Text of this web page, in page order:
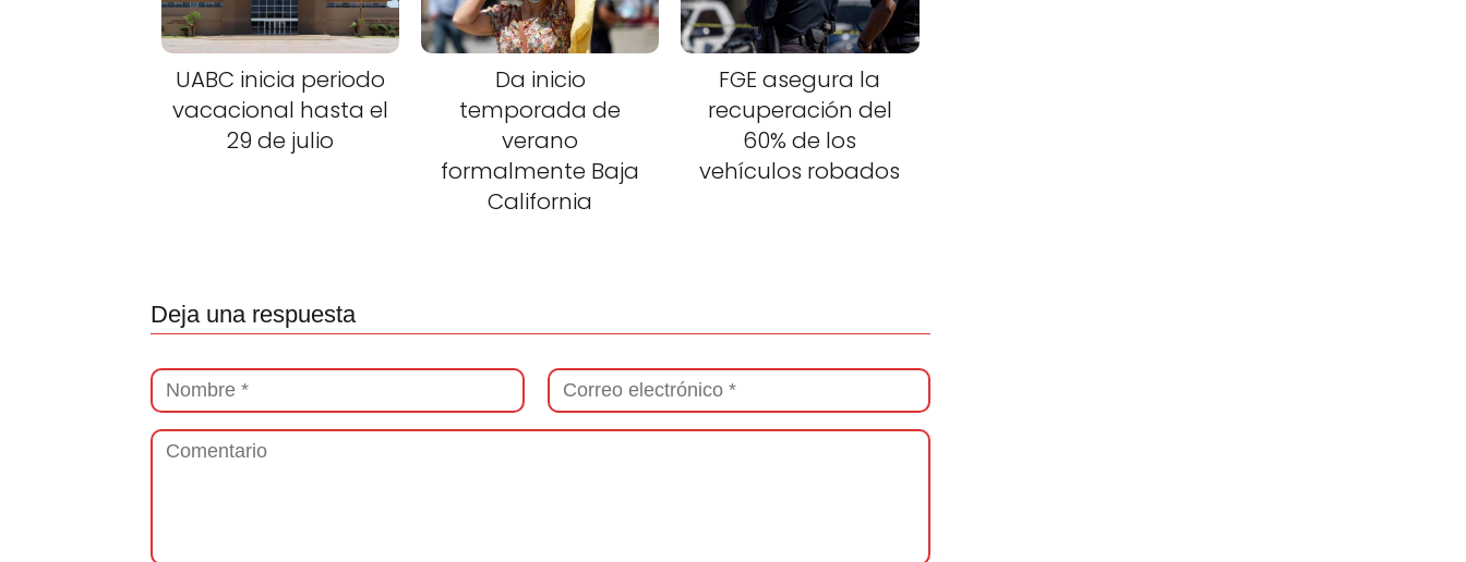
UABC inicia periodo
vacacional hasta el
29 de julio
Da inicio
temporada de
verano
formalmente Baja
California
FGE asegura la
recuperación del
60% de los
vehículos robados
Deja una respuesta